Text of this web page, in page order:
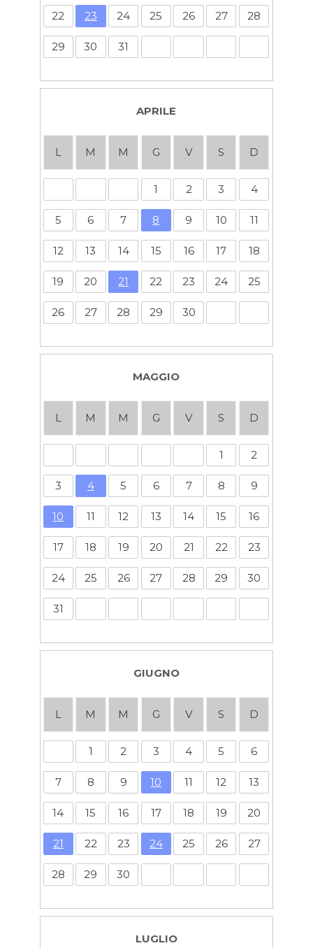
22 23 24 25 26 27 28
29 30 31
APRILE
L M M G V S D
1 2 3 4
5 6 7 8 9 10 11
12 13 14 15 16 17 18
19 20 21 22 23 24 25
26 27 28 29 30
MAGGIO
L M M G V S D
1 2
3 4 5 6 7 8 9
10 11 12 13 14 15 16
17 18 19 20 21 22 23
24 25 26 27 28 29 30
31
GIUGNO
L M M G V S D
1 2 3 4 5 6
7 8 9 10 11 12 13
14 15 16 17 18 19 20
21 22 23 24 25 26 27
28 29 30
LUGLIO